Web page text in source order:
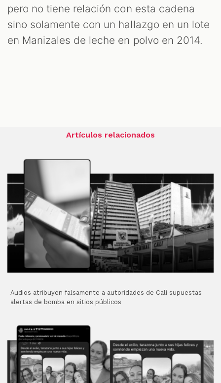
pero no tiene relación con esta cadena
sino solamente con un hallazgo en un lote
en Manizales de leche en polvo en 2014.
Artículos relacionados
Audios atribuyen falsamente a autoridades de Cali supuestas
alertas de bomba en sitios públicos